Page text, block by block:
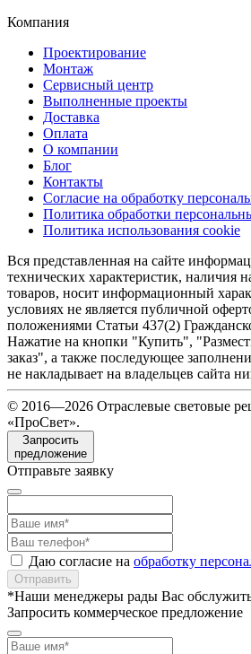
Компания
Проектирование
Монтаж
Сервисный центр
Выполненные проекты
Доставка
Оплата
О компании
Блог
Контакты
Согласие на обработку
Политика обработки
Политика использования cookie
Вся представленная на сайте
технических характеристик, наличия
товаров, носит информационный
условиях не является публичной
положениями Статьи 437(2)
Нажатие на кнопки "Купить",
заказ", а также последующее
не накладывает на владельцев сайта
© 2016—2026 Отраслевые световые
«ПроСвет».
Запросить
предложение
Отправьте заявку
Даю согласие на обработку
Отправить
*Наши менеджеры рады Вас
Запросить коммерческое предложение